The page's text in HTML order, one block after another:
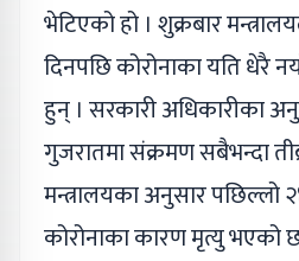
भेटिएको हो । शुक्रबार
दिनपछि कोरोनाका यति धेरै
हुन् । सरकारी अधिकारीका
गुजरातमा संक्रमण सबैभन्दा
मन्त्रालयका अनुसार पछिल्लो
कोरोनाका कारण मृत्यु भएको